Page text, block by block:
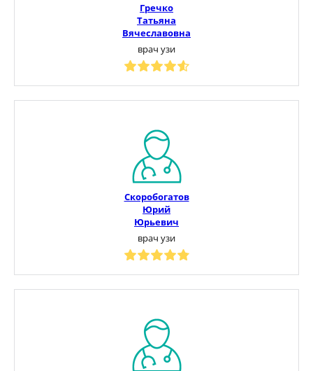
Гречко
Татьяна
Вячеславовна
врач узи
Скоробогатов
Юрий
Юрьевич
врач узи